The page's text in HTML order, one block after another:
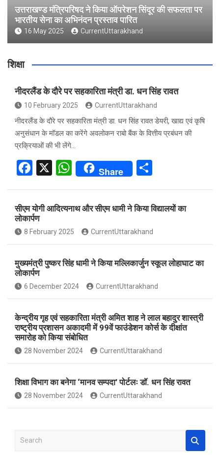
उत्तराखण्ड मंत्रिपरिषद ने किया ऑपरेशन सिंदूर की सफलता पर
भारतीय सेना का अभिनंदन प्रस्ताव पारित
16 May 2025 CurrentUttarakhand
शिक्षा
नीदरलैंड के दौरे पर सहकारिता मंत्री डा. धन सिंह रावत
10 February 2025 CurrentUttarakhand
नीदरलैंड के दौरे पर सहकारिता मंत्री डा. धन सिंह रावत डेयरी, खाद्य एवं कृषि
अनुसंधान के मॉडल का करेंगे अवलोकन राबो बैंक के वित्तीय प्रबंधन की
प्रक्रियाओं की भी लेंगे…
F
ce
b
o
o
k
X
W
s
A
p
p
Share
ar
e
सीएम योगी आदित्यनाथ और सीएम धामी ने किया विद्यालयों का
लोकार्पण
8 February 2025 CurrentUttarakhand
मुख्यमंत्री पुष्कर सिंह धामी ने किया मल्लिकार्जुन स्कूल लोहाघाट का
लोकार्पण
6 December 2024 CurrentUttarakhand
केन्द्रीय गृह एवं सहकारिता मंत्री अमित शाह ने लाल बहादुर शास्त्री
राष्ट्रीय प्रशासन अकादमी में 99वें फाउंडेशन कोर्स के दीक्षांत
समारोह को किया संबोधित
28 November 2024 CurrentUttarakhand
शिक्षा विभाग का बनेगा ‘मानव सम्पदा’ पोर्टलः डॉ. धन सिंह रावत
28 November 2024 CurrentUttarakhand